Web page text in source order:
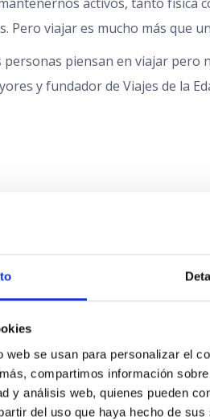
web se usan para personalizar el
compartimos información
y análisis web, quienes pueden
del uso que haya hecho de sus
viajar es mucho más que
piensan en viajar
y fundador de Viajes de la
salud digital más grande
Modernista de Sant Pau
, participó junto conStefano
en el que mostraron el
sobre la mesa la importancia